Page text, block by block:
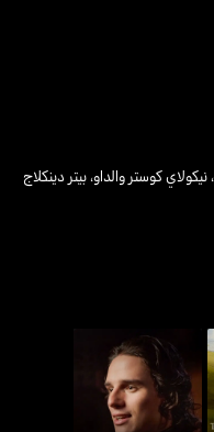
،نيكولاي كوستر والداو،بيتر دينكلاج
هاوس أوف ذا دراغون: